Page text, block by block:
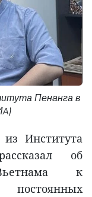
Пенанга в
Института
об
к